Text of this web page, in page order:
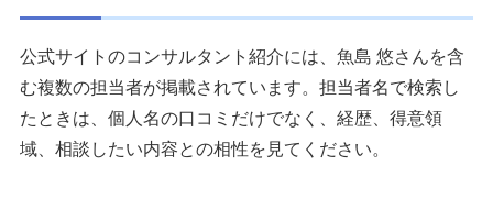
公式サイトのコンサルタント紹介には、魚島 悠さんを含
む複数の担当者が掲載されています。担当者名で検索し
たときは、個人名の口コミだけでなく、経歴、得意領
域、相談したい内容との相性を見てください。